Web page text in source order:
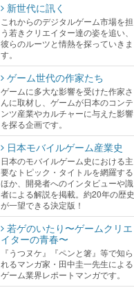
新世代に訊く
これからのデジタルゲーム市場を担
う若きクリエイター達の姿を追い、
彼らのルーツと情熱を探っていきま
す。
ゲーム世代の作家たち
ゲームに多大な影響を受けた作家さ
んに取材し、ゲームが日本のコンテ
ンツ産業やカルチャーに与えた影響
を探る企画です。
日本モバイルゲーム産業史
日本のモバイルゲーム史における主
要なトピック・タイトルを網羅する
ほか、開発者へのインタビューや識
者による解説を掲載。約20年の歴史
が一望できる決定版！
若ゲのいたり〜ゲームクリエ
イターの青春〜
『うつヌケ』『ペンと箸』等で知ら
れるマンガ家・田中圭一先生による
ゲーム業界レポートマンガです。